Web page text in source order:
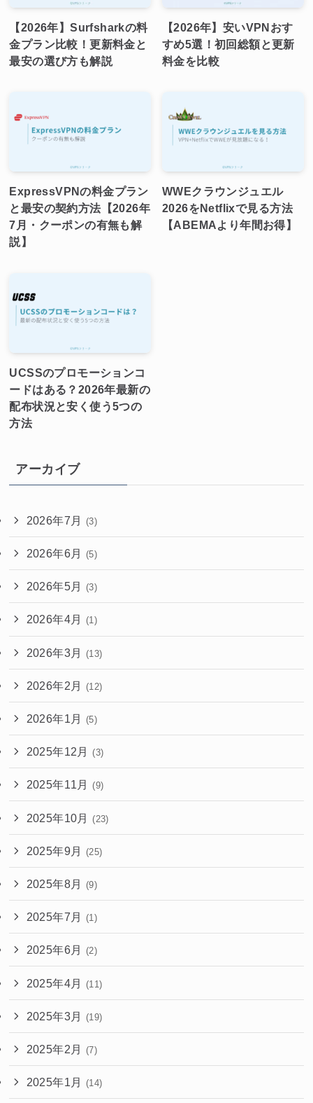
【2026年】Surfsharkの料
金プラン比較！更新料金と
最安の選び方も解説
【2026年】安いVPNおす
すめ5選！初回総額と更新
料金を比較
ExpressVPNの料金プラン
と最安の契約方法【2026年
7月・クーポンの有無も解
説】
WWEクラウンジュエル
2026をNetflixで見る方法
【ABEMAより年間お得】
UCSSのプロモーションコ
ードはある？2026年最新の
配布状況と安く使う5つの
方法
アーカイブ
2026年7月 (3)
2026年6月 (5)
2026年5月 (3)
2026年4月 (1)
2026年3月 (13)
2026年2月 (12)
2026年1月 (5)
2025年12月 (3)
2025年11月 (9)
2025年10月 (23)
2025年9月 (25)
2025年8月 (9)
2025年7月 (1)
2025年6月 (2)
2025年4月 (11)
2025年3月 (19)
2025年2月 (7)
2025年1月 (14)